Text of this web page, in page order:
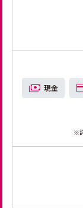
現金
※